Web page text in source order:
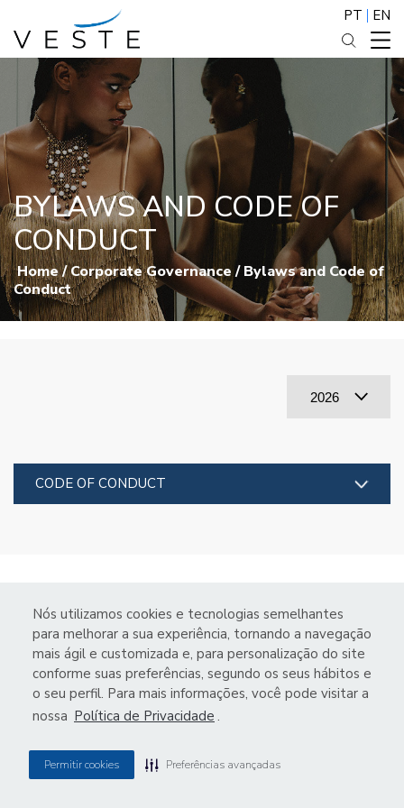
Nós utilizamos cookies e tecnologias semelhantes
para melhorar a sua experiência, tornando a navegação
mais ágil e customizada e, para personalização do site
conforme suas preferências, segundo os seus hábitos e
o seu perfil. Para mais informações, você pode visitar a
nossa Política de Privacidade .
Permitir cookies Preferências avançadas
PT EN
BYLAWS AND CODE OF
CONDUCT
Home/Corporate Governance/Bylaws and Code of
Conduct
CODE OF CONDUCT
Privacy Central
VSTE3 R$ 2.95